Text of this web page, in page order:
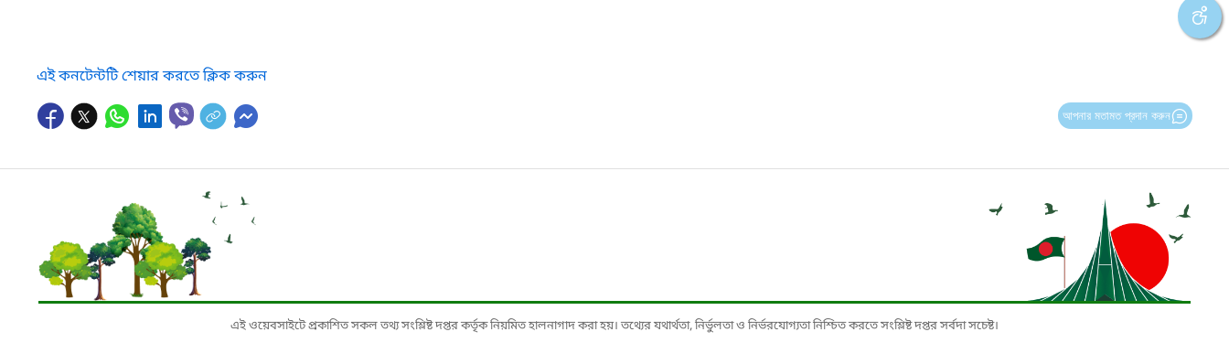
এই কনটেন্টটি শেয়ার করতে ক্লিক করুন
আপনার মতামত প্রদান করুন
এই ওয়েবসাইটে প্রকাশিত সকল তথ্য সংশ্লিষ্ট দপ্তর কর্তৃক নিয়মিত হালনাগাদ করা হয়। তথ্যের যথার্থতা, নির্ভুলতা ও নির্ভরযোগ্যতা নিশ্চিত করতে সংশ্লিষ্ট দপ্তর সর্বদা সচেষ্ট।